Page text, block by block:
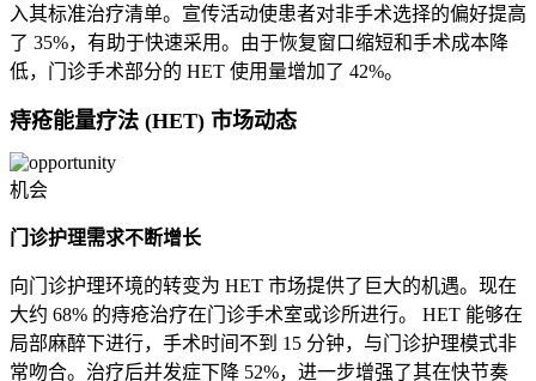
入其标准治疗清单。宣传活动使患者对非手术选择的偏好提高
了 35%，有助于快速采用。由于恢复窗口缩短和手术成本降
低，门诊手术部分的 HET 使用量增加了 42%。
痔疮能量疗法 (HET) 市场动态
机会
门诊护理需求不断增长
向门诊护理环境的转变为 HET 市场提供了巨大的机遇。现在
大约 68% 的痔疮治疗在门诊手术室或诊所进行。 HET 能够在
局部麻醉下进行，手术时间不到 15 分钟，与门诊护理模式非
常吻合。治疗后并发症下降 52%，进一步增强了其在快节奏